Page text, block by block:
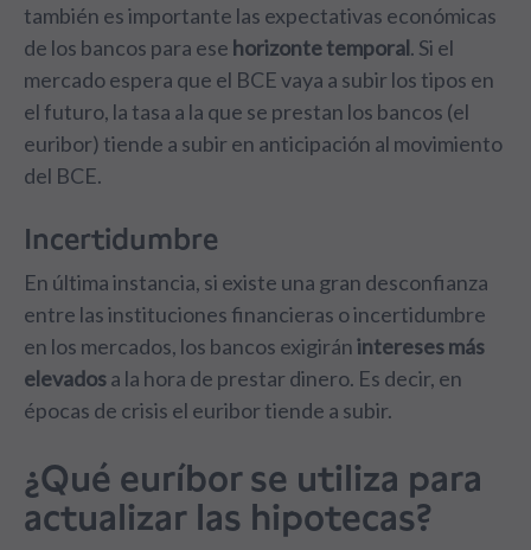
también es importante las expectativas económicas
de los bancos para ese horizonte temporal. Si el
mercado espera que el BCE vaya a subir los tipos en
el futuro, la tasa a la que se prestan los bancos (el
euribor) tiende a subir en anticipación al movimiento
del BCE.
Incertidumbre
En última instancia, si existe una gran desconfianza
entre las instituciones financieras o incertidumbre
en los mercados, los bancos exigiránintereses más
elevadosa la hora de prestar dinero. Es decir, en
épocas de crisis el euribor tiende a subir.
¿Qué euríbor se utiliza para
actualizar las hipotecas?